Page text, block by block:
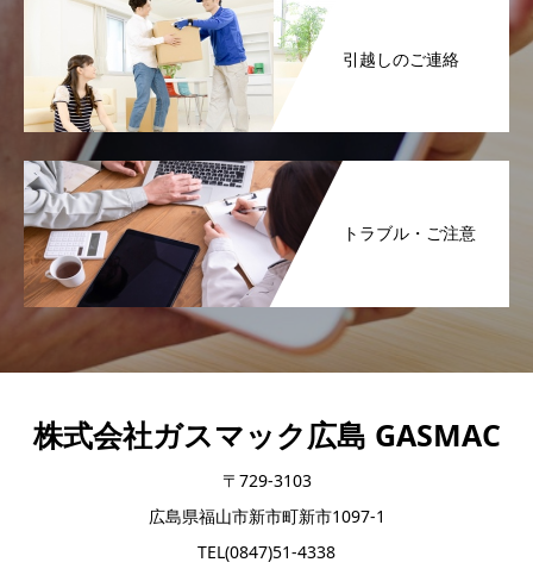
引越しのご連絡
トラブル・ご注意
株式会社ガスマック広島 GASMAC
〒729-3103
広島県福山市新市町新市1097-1
TEL(0847)51-4338